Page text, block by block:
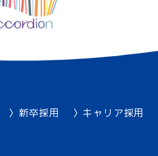
新卒採用 キャリア採用